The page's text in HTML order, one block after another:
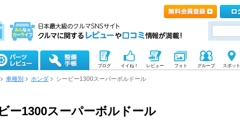
ブログ イイね！ レビュー フォト グループ スポット
車種別 ホンダ シービー1300スーパーボルドール
ー1300スーパーボルドール